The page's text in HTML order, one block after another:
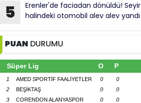
5
Erenler'de faciadan dönüldü! Seyir
halindeki otomobil alev alev yandı
PUAN DURUMU
Süper Lig O P
1 AMED SPORTİF FAALİYETLER 0
0
2
BEŞİKTAŞ 0
0
3
CORENDON ALANYASPOR 0
0